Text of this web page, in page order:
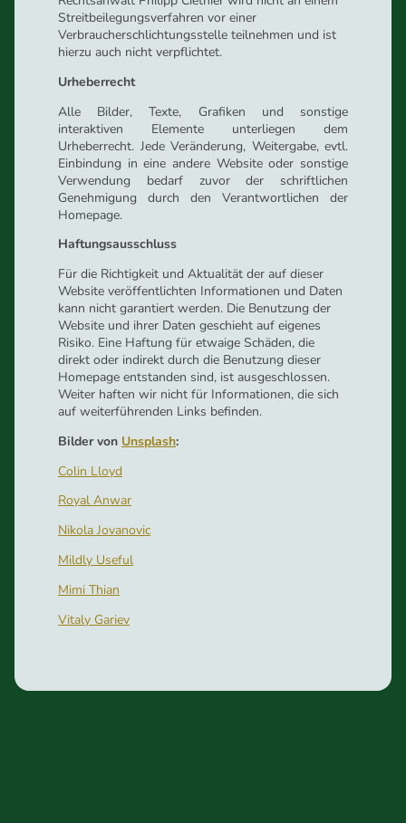
Streitbeilegungsverfahren vor einer
Verbraucherschlichtungsstelle teilnehmen und ist
hierzu auch nicht verpflichtet.
Urheberrecht
Alle Bilder, Texte, Grafiken und sonstige
interaktiven Elemente unterliegen dem
Urheberrecht. Jede Veränderung, Weitergabe, evtl.
Einbindung in eine andere Website oder sonstige
Verwendung bedarf zuvor der schriftlichen
Genehmigung durch den Verantwortlichen der
Homepage.
Haftungsausschluss
Für die Richtigkeit und Aktualität der auf dieser
Website veröffentlichten Informationen und Daten
kann nicht garantiert werden. Die Benutzung der
Website und ihrer Daten geschieht auf eigenes
Risiko. Eine Haftung für etwaige Schäden, die
direkt oder indirekt durch die Benutzung dieser
Homepage entstanden sind, ist ausgeschlossen.
Weiter haften wir nicht für Informationen, die sich
auf weiterführenden Links befinden.
Bilder von Unsplash:
Colin Lloyd
Royal Anwar
Nikola Jovanovic
Mildly Useful
Mimi Thian
Vitaly Gariev